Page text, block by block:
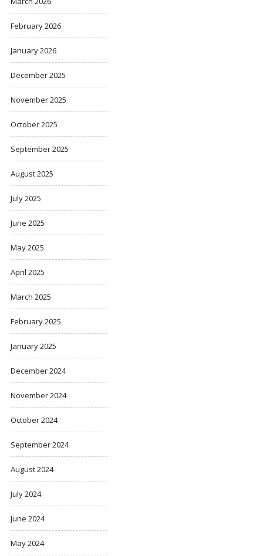
February 2026
January 2026
December 2025
November 2025
October 2025
September 2025
August 2025
July 2025
June 2025
May 2025
April 2025
March 2025
February 2025
January 2025
December 2024
November 2024
October 2024
September 2024
August 2024
July 2024
June 2024
May 2024